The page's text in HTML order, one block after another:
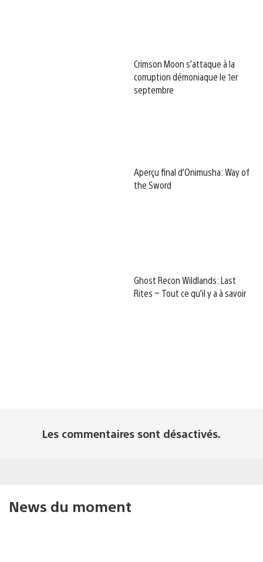
Crimson Moon s’attaque à la
corruption démoniaque le 1er
septembre
Aperçu final d’Onimusha: Way of
the Sword
Ghost Recon Wildlands: Last
Rites – Tout ce qu’il y a à savoir
Les commentaires sont désactivés.
News du moment